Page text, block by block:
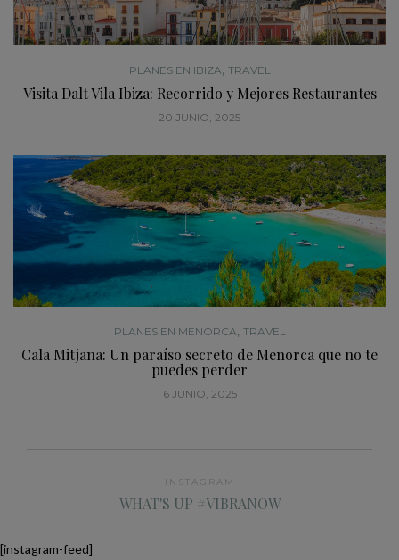
PLANES EN IBIZA, TRAVEL
Visita Dalt Vila Ibiza: Recorrido y Mejores Restaurantes
20 JUNIO, 2025
PLANES EN MENORCA, TRAVEL
Cala Mitjana: Un paraíso secreto de Menorca que no te
puedes perder
6 JUNIO, 2025
INSTAGRAM
WHAT'S UP #VIBRANOW
[instagram-feed]